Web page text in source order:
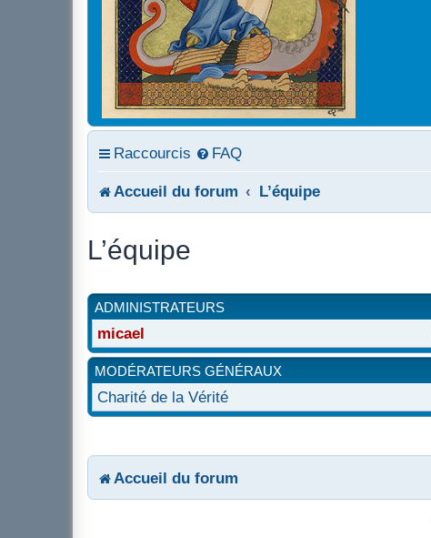
Raccourcis FAQ
Accueil du forum L’équipe
L’équipe
ADMINISTRATEURS
micael
MODÉRATEURS GÉNÉRAUX
Charité de la Vérité
Accueil du forum